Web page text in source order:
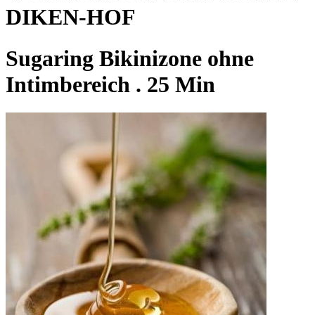
DIKEN-HOF
Sugaring Bikinizone ohne
Intimbereich . 25 Min